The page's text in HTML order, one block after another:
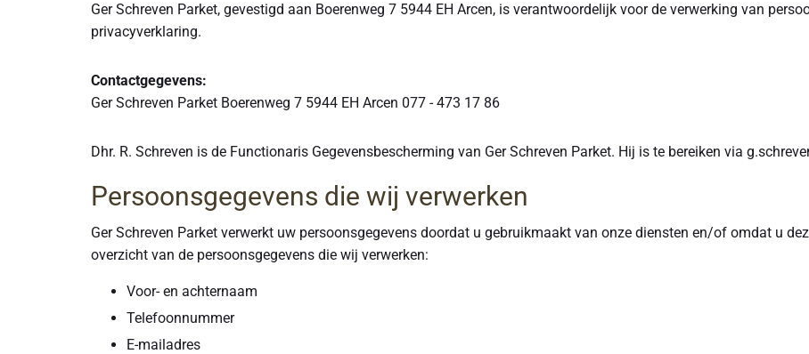
Ger Schreven Parket, gevestigd aan Boerenweg 7 5944 EH Arcen, is verantwoordelijk voor de verwerking van
privacyverklaring.
Contactgegevens:
Ger Schreven Parket Boerenweg 7 5944 EH Arcen 077 - 473 17 86
Dhr. R. Schreven is de Functionaris Gegevensbescherming van Ger Schreven Parket. Hij is te bereiken via
Persoonsgegevens die wij verwerken
Ger Schreven Parket verwerkt uw persoonsgegevens doordat u gebruikmaakt van onze diensten en/of omdat u
overzicht van de persoonsgegevens die wij verwerken:
Voor- en achternaam
Telefoonnummer
E-mailadres